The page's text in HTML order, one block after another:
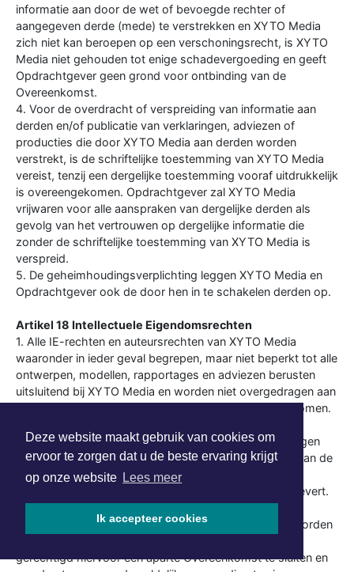
Deze website maakt gebruik van cookies om
ervoor te zorgen dat u de beste ervaring krijgt
op onze website Lees meer
Ik accepteer cookies
informatie aan door de wet of bevoegde rechter of
aangegeven derde (mede) te verstrekken en XYTO Media
zich niet kan beroepen op een verschoningsrecht, is XYTO
Media niet gehouden tot enige schadevergoeding en geeft
Opdrachtgever geen grond voor ontbinding van de
Overeenkomst.
4. Voor de overdracht of verspreiding van informatie aan
derden en/of publicatie van verklaringen, adviezen of
producties die door XYTO Media aan derden worden
verstrekt, is de schriftelijke toestemming van XYTO Media
vereist, tenzij een dergelijke toestemming vooraf uitdrukkelijk
is overeengekomen. Opdrachtgever zal XYTO Media
vrijwaren voor alle aanspraken van dergelijke derden als
gevolg van het vertrouwen op dergelijke informatie die
zonder de schriftelijke toestemming van XYTO Media is
verspreid.
5. De geheimhoudingsverplichting leggen XYTO Media en
Opdrachtgever ook de door hen in te schakelen derden op.
Artikel 18 Intellectuele Eigendomsrechten
1. Alle IE-rechten en auteursrechten van XYTO Media
waaronder in ieder geval begrepen, maar niet beperkt tot alle
ontwerpen, modellen, rapportages en adviezen berusten
uitsluitend bij XYTO Media en worden niet overgedragen aan
Opdrachtgever tenzij uitdrukkelijk anders overeengekomen.
berusten bij Opdrachtgever en worden niet overgedragen
aan XYTO Media. XYTO Media verkrijgt ten behoeve van de
uitvoering van de Overeenkomst een onherroepelijk
gebruiksrecht van al hetgeen dat Opdrachtgever aanlevert.
2. Indien overeengekomen is dat één of meerdere van
voorgenoemde zaken c.q. werken van XYTO Media worden
gerechtigd hiervoor een aparte Overeenkomst te sluiten en